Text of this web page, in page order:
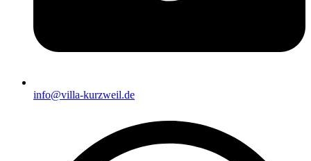
info@villa-kurzweil.de